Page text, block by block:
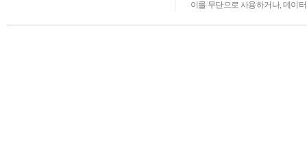
이를 무단으로 사용하거나, 데이